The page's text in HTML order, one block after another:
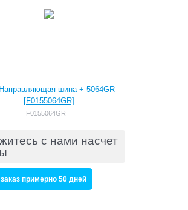
шина + 5064GR
[F0155064GR]
F0155064GR
с нами насчет
примерно 50 дней